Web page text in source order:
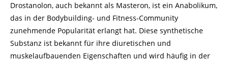
Drostanolon, auch bekannt als Masteron, ist ein Anabolikum,
das in der Bodybuilding- und Fitness-Community
zunehmende Popularität erlangt hat. Diese synthetische
Substanz ist bekannt für ihre diuretischen und
muskelaufbauenden Eigenschaften und wird häufig in der